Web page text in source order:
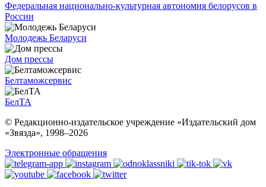
Федеральная национально-культурная автономия белорусов в
России
Молодежь Беларуси
Дом прессы
Белтаможсервис
БелТА
© Редакционно-издательское учреждение «Издательский дом
«Звязда», 1998–2026
Электронные обращения